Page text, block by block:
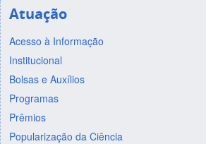
Atuação
Acesso à Informação
Institucional
Bolsas e Auxílios
Programas
Prêmios
Popularização da Ciência